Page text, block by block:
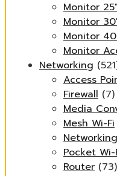
Monitor
Monitor
Monitor
Monitor
Networking
Access
Firewall (7)
Media
Mesh Wi-Fi
Pocket Wi-
Router (73)